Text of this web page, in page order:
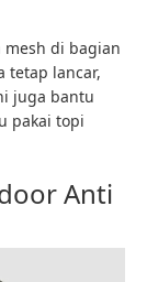
mesh di bagian
tetap lancar,
juga bantu
pakai topi
Anti